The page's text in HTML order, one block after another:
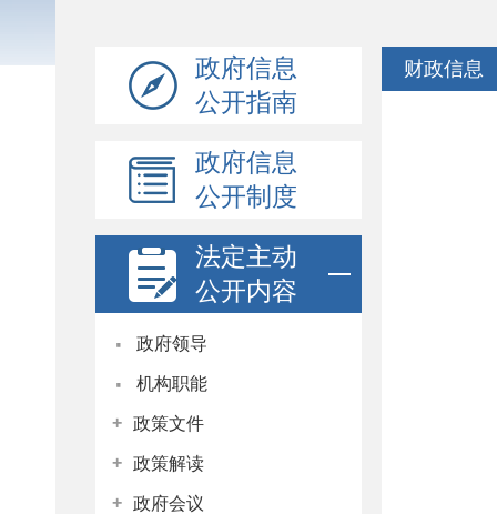
政府信息
公开指南
政府信息
公开制度
法定主动
公开内容
· 政府领导
· 机构职能
+ 政策文件
+ 政策解读
+ 政府会议
财政信息